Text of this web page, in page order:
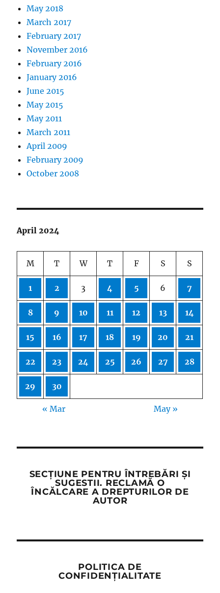
May 2018
March 2017
February 2017
November 2016
February 2016
January 2016
June 2015
May 2015
May 2011
March 2011
April 2009
February 2009
October 2008
April 2024
M T W T F S S
1 2 3 4 5 6 7
8 9 10 11 12 13 14
15 16 17 18 19 20 21
22 23 24 25 26 27 28
29 30
« Mar May »
SECȚIUNE PENTRU ÎNTREBĂRI ȘI
SUGESTII. RECLAMĂ O
ÎNCĂLCARE A DREPTURILOR DE
AUTOR
POLITICA DE
CONFIDENȚIALITATE